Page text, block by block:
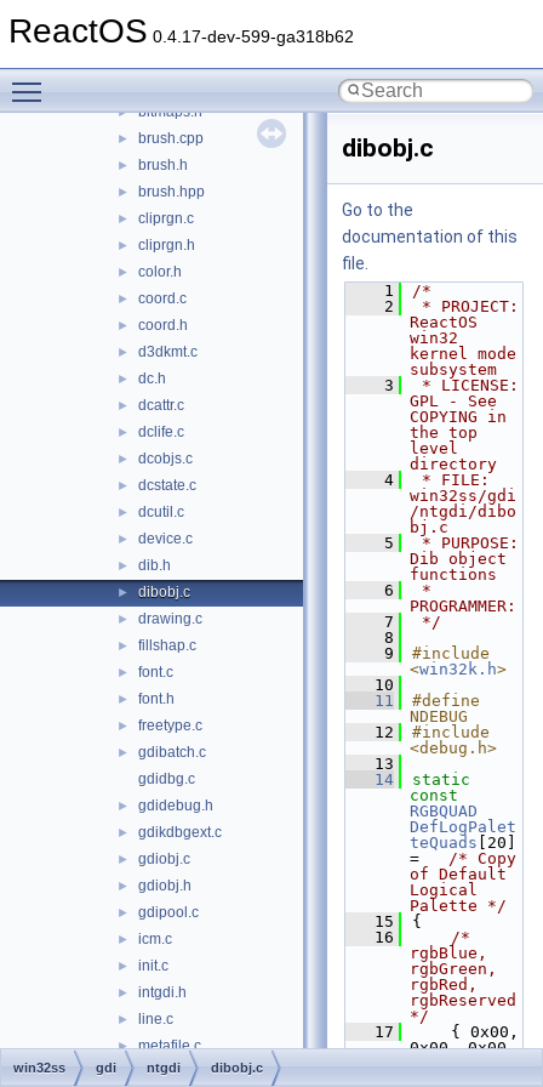
ReactOS 0.4.17-dev-599-ga318b62
► bezier.c
► bitmaps.h
► brush.cpp
► brush.h
► brush.hpp
► cliprgn.c
► cliprgn.h
► color.h
► coord.c
► coord.h
► d3dkmt.c
► dc.h
► dcattr.c
► dclife.c
► dcobjs.c
► dcstate.c
► dcutil.c
► device.c
► dib.h
► dibobj.c
► drawing.c
► fillshap.c
► font.c
► font.h
► freetype.c
►
gdibatch.c
gdidbg.c
► gdidebug.h
► gdikdbgext.c
► gdiobj.c
► gdiobj.h
► gdipool.c
► icm.c
► init.c
► intgdi.h
► line.c
► metafile.c
► misc.h
dibobj.c
Go to the
documentation of this
file.
    1
/*
    2
* PROJECT:
ReactOS
win32
kernel mode
subsystem
    3
* LICENSE:
GPL - See
COPYING in
the top
level
directory
    4
* FILE:
win32ss/gdi
/ntgdi/dibo
bj.c
    5
* PURPOSE:
Dib object
functions
    6
*
PROGRAMMER:
    7
*/
    8
    9
#include
<win32k.h>
   10
   11
#define
NDEBUG
   12
#include
<debug.h>
   13
   14
static
const
RGBQUAD
DefLogPalet
teQuads [20]
= /* Copy
of Default
Logical
Palette */
   15
{
   16
/*
rgbBlue,
rgbGreen,
rgbRed,
rgbReserved
*/
   17
    { 0x00,
0x00, 0x00,
win32ss gdi ntgdi dibobj.c